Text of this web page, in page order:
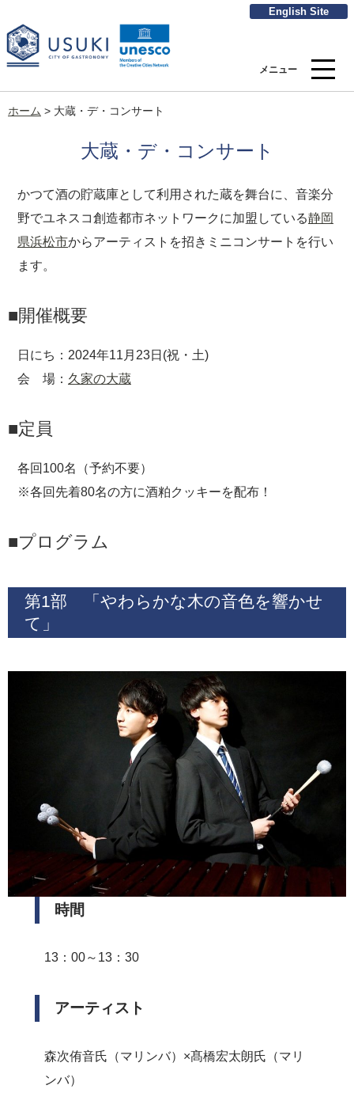
English Site
メニュー
ホーム > 大蔵・デ・コンサート
大蔵・デ・コンサート
かつて酒の貯蔵庫として利用された蔵を舞台に、音楽分
野でユネスコ創造都市ネットワークに加盟している静岡
県浜松市からアーティストを招きミニコンサートを行い
ます。
■開催概要
日にち：2024年11月23日(祝・土)
会 場： 久家の大蔵
■定員
各回100名（予約不要）
※各回先着80名の方に酒粕クッキーを配布！
■プログラム
第1部 「やわらかな木の音色を響かせ
て」
時間
13：00～13：30
アーティスト
森次侑音氏（マリンバ）×髙橋宏太朗氏（マリ
ンバ）